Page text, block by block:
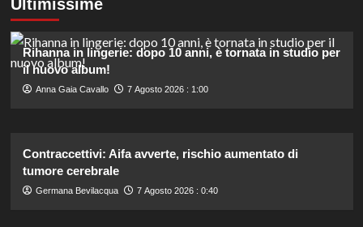
Ultimissime
Rihanna in lingerie: dopo 10 anni, è tornata in studio per
il nuovo album!
Anna Gaia Cavallo 7 Agosto 2026 : 1:00
Contraccettivi: Aifa avverte, rischio aumentato di
tumore cerebrale
Germana Bevilacqua 7 Agosto 2026 : 0:40